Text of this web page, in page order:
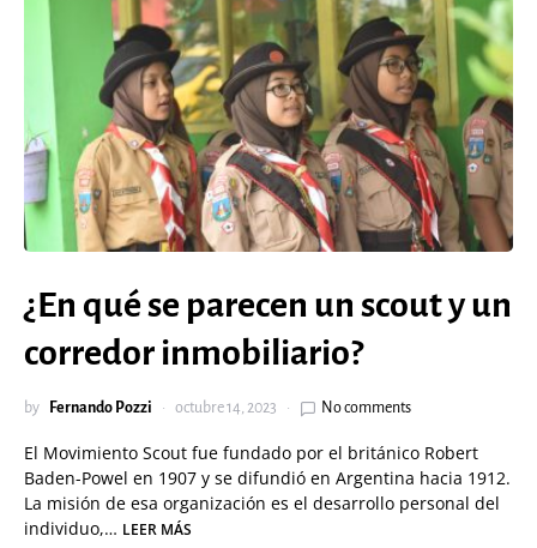
¿En qué se parecen un scout y un
corredor inmobiliario?
by Fernando Pozzi octubre 14, 2023 No comments
El Movimiento Scout fue fundado por el británico Robert
Baden-Powel en 1907 y se difundió en Argentina hacia 1912.
La misión de esa organización es el desarrollo personal del
individuo,… LEER MÁS